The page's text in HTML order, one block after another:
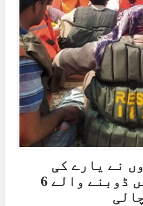
نے یارے کی
دریائے چناب میں ڈوبنے والے 6